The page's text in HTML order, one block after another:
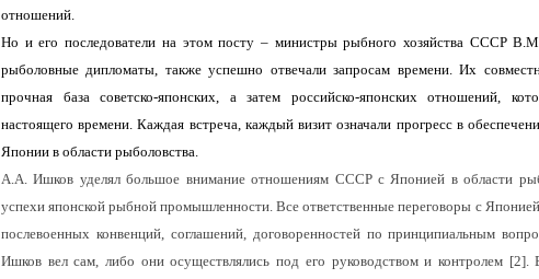
отношений.
Но и его последователи на этом посту – министры рыбного хозяйства СССР
рыболовные дипломаты, также успешно отвечали запросам времени. Их
прочная база советско-японских, а затем российско-японских отношений,
настоящего времени. Каждая встреча, каждый визит означали прогресс в
Японии в области рыболовства.
А.А. Ишков уделял большое внимание отношениям СССР с Японией в области
успехи японской рыбной промышленности. Все ответственные переговоры с
послевоенных конвенций, соглашений, договоренностей по принципиальным
Ишков вел сам, либо они осуществлялись под его руководством и контролем [2].